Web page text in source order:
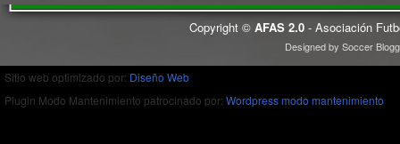
Copyright © AFAS 2.0 - Asociación
Designed bySoccer
Sitio web optimizado por: Diseño Web
Plugin Modo Mantenimiento patrocinado por: Wordpress modo mantenimiento